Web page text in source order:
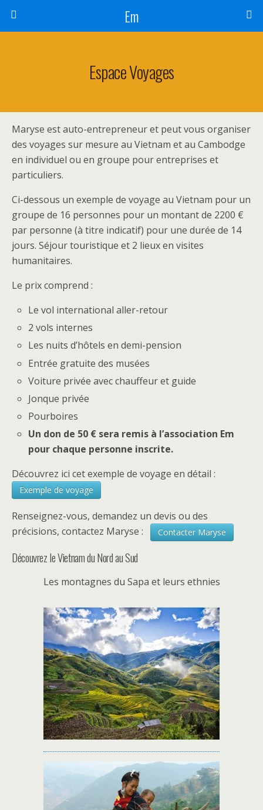
Em
Espace Voyages
Maryse est auto-entrepreneur et peut vous organiser
des voyages sur mesure au Vietnam et au Cambodge
en individuel ou en groupe pour entreprises et
particuliers.
Ci-dessous un exemple de voyage au Vietnam pour un
groupe de 16 personnes pour un montant de 2200 €
par personne (à titre indicatif) pour une durée de 14
jours. Séjour touristique et 2 lieux en visites
humanitaires.
Le prix comprend :
Le vol international aller-retour
2 vols internes
Les nuits d’hôtels en demi-pension
Entrée gratuite des musées
Voiture privée avec chauffeur et guide
Jonque privée
Pourboires
Un don de 50 € sera remis à l’association Em
pour chaque personne inscrite.
Découvrez ici cet exemple de voyage en détail :
Exemple de voyage
Renseignez-vous, demandez un devis ou des
précisions, contactez Maryse :
Contacter Maryse
Découvrez le Vietnam du Nord au Sud
Les montagnes du Sapa et leurs ethnies